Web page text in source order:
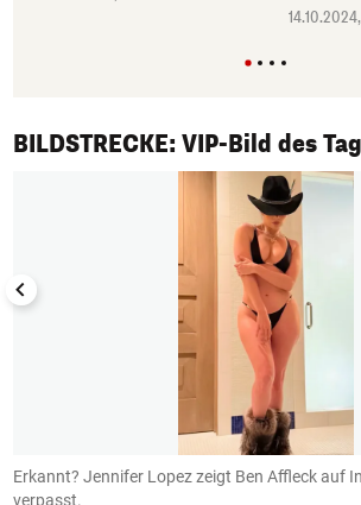
14.10.2024,
BILDSTRECKE: VIP-Bild des
1/50
Erkannt? Jennifer Lopez zeigt Ben Affleck auf
verpasst.